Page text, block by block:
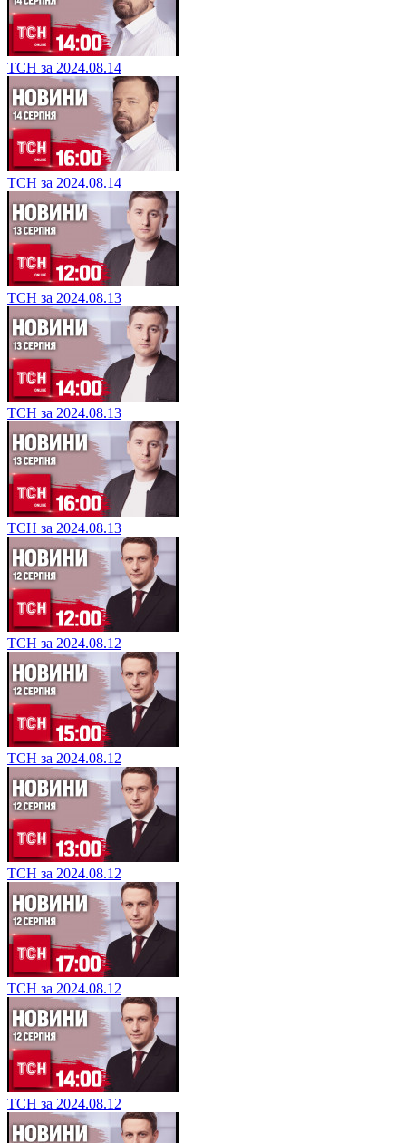
ТСН за 2024.08.14
ТСН за 2024.08.14
ТСН за 2024.08.13
ТСН за 2024.08.13
ТСН за 2024.08.13
ТСН за 2024.08.12
ТСН за 2024.08.12
ТСН за 2024.08.12
ТСН за 2024.08.12
ТСН за 2024.08.12